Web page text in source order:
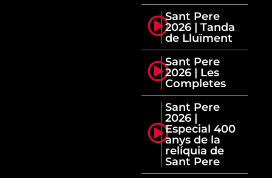
Sant Pere
2026 | Tanda
de Lluïment
Sant Pere
2026 | Les
Completes
Sant Pere
2026 |
Especial 400
anys de la
relíquia de
Sant Pere